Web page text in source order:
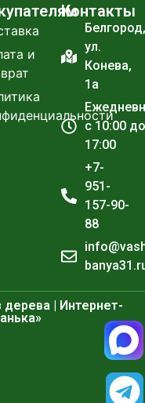
и
Контакты
Белгород,
ул.
Конева,
1а
с 10:00 до
17:00
+7-
951-
157-90-
88
| Интернет-